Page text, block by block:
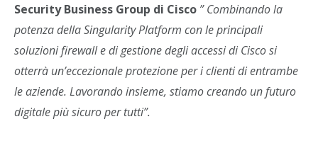
Security Business Group di Cisco ” Combinando la
potenza della Singularity Platform con le principali
soluzioni firewall e di gestione degli accessi di Cisco si
otterrà un’eccezionale protezione per i clienti di entrambe
le aziende. Lavorando insieme, stiamo creando un futuro
digitale più sicuro per tutti”.